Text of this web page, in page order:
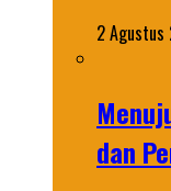
2 Agustus
dan